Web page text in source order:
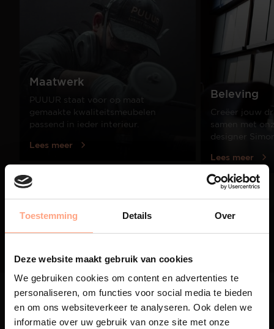
Toestemming Details Over
Deze website maakt gebruik van cookies
We gebruiken cookies om content en advertenties te
personaliseren, om functies voor social media te bieden
en om ons websiteverkeer te analyseren. Ook delen we
informatie over uw gebruik van onze site met onze
Maatwerk
PUUUR staat voor op maat
gemaakte kwaliteitsmeubelen
passend in ieder interieur.
Lees meer
Beleving
Creëer jouw
samen met
designer
Lees meer